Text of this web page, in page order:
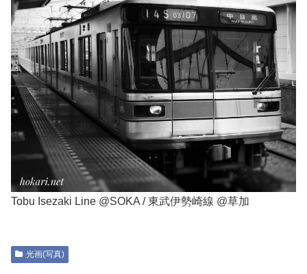
Tobu Isezaki Line @SOKA / 東武伊勢崎線 @草加
光画(写真)